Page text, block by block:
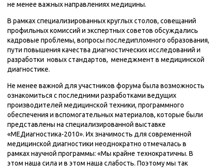
не менее важных направлениях медицины.
В рамках специализированных круглых столов, совещаний
профильных комиссий и экспертных советов обсуждались
кадровые проблемы, вопросы последипломного образования,
пути повышения качества диагностических исследований и
разработки новых стандартов, менеджмент в медицинской
диагностике.
Не менее важной для участников форума была возможность
ознакомиться с последними разработками ведущих
производителей медицинской техники, программного
обеспечения и вспомогательных материалов, которые были
представлены на специализированной выставке
«МЕДиагностика-2010». Их значимость для современной
медицинской диагностики неоднократно отмечалась в
рамках научной программы: «Мы крайне технократичны. В
этом наша сила и в этом наша слабость. Поэтому мы так